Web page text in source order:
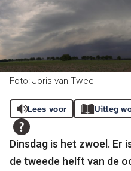
Foto: Joris van Tweel
Lees voor Uitleg
Dinsdag is het zwoel. Er
de tweede helft van de